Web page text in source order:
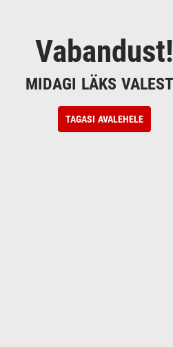
Vabandust!
MIDAGI LÄKS
TAGASI AVALEHELE